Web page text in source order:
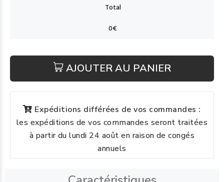
AJOUTER AU PANIER
Expéditions différées de vos commandes :
les expéditions de vos commandes seront traitées
à partir du lundi 24 août en raison de congés
annuels